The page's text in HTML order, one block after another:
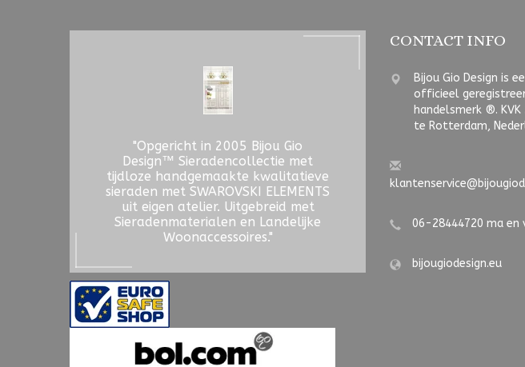
"Opgericht in 2005 Bijou Gio
Design™ Sieradencollectie met
tijdloze handgemaakte kwalitatieve
sieraden met SWAROVSKI ELEMENTS
uit eigen atelier. Uitgebreid met
Sieradenmaterialen en Landelijke
Woonaccessoires."
CONTACT INFO
Bijou Gio Design is
officieel
handelsmerk ®. KVK
te Rotterdam,
06-28444720 ma en
bijougiodesign.eu